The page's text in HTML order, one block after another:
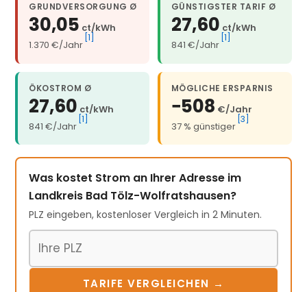
GRUNDVERSORGUNG Ø
30,05 ct/kWh
1.370 €/Jahr
[1]
GÜNSTIGSTER TARIF Ø
27,60 ct/kWh
841 €/Jahr
[1]
ÖKOSTROM Ø
27,60 ct/kWh
841 €/Jahr
[1]
MÖGLICHE ERSPARNIS
−508 €/Jahr
37 % günstiger
[3]
Was kostet Strom an Ihrer Adresse im
Landkreis Bad Tölz-Wolfratshausen?
PLZ eingeben, kostenloser Vergleich in 2 Minuten.
TARIFE VERGLEICHEN →